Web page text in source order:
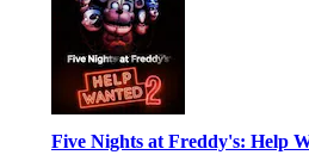
Five Nights at Freddy's: Help